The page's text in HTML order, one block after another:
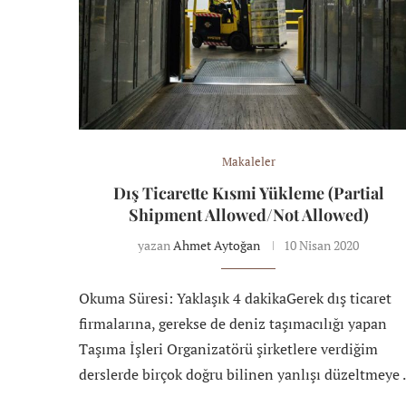
Makaleler
Dış Ticarette Kısmi Yükleme (Partial
Shipment Allowed/Not Allowed)
yazanAhmet Aytoğan 10 Nisan 2020
Okuma Süresi: Yaklaşık 4 dakikaGerek dış ticaret
firmalarına, gerekse de deniz taşımacılığı yapan
Taşıma İşleri Organizatörü şirketlere verdiğim
derslerde birçok doğru bilinen yanlışı